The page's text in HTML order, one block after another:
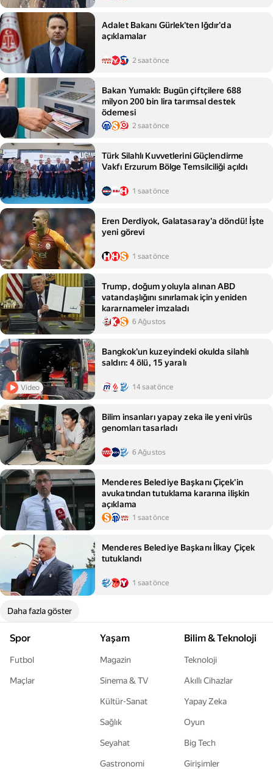
Adalet Bakanı Gürlek'ten Iğdır'da
açıklamalar
2 saat önce
Bakan Yumaklı: Bugün çiftçilere 688
milyon 200 bin lira tarımsal destek
ödemesi
2 saat önce
Türk Silahlı Kuvvetlerini Güçlendirme
Vakfı Erzurum Bölge Temsilciliği açıldı
1 saat önce
Eren Derdiyok, Galatasaray'a döndü! İşte
yeni görevi
1 saat önce
Trump, doğum yoluyla alınan ABD
vatandaşlığını sınırlamak için yeniden
kararnameler imzaladı
6 Ağustos
Video
Bangkok'un kuzeyindeki okulda silahlı
saldırı: 4 ölü, 15 yaralı
14 saat önce
Bilim insanları yapay zeka ile yeni virüs
genomları tasarladı
6 Ağustos
Menderes Belediye Başkanı Çiçek'in
avukatından tutuklama kararına ilişkin
açıklama
1 saat önce
Menderes Belediye Başkanı İlkay Çiçek
tutuklandı
1 saat önce
Daha fazla göster
Spor
Futbol
Maçlar
Yaşam
Magazin
Sinema & TV
Kültür-Sanat
Sağlık
Seyahat
Gastronomi
Bilim & Teknoloji
Teknoloji
Akıllı Cihazlar
Yapay Zeka
Oyun
Big Tech
Girişimler